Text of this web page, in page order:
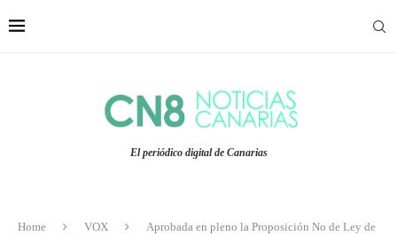
El periódico digital de Canarias
Home VOX
Aprobada en pleno la Proposición No de Ley de